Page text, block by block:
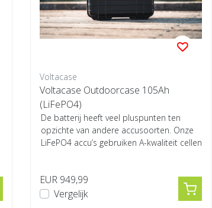
Voltacase
Voltacase Outdoorcase 105Ah
(LiFePO4)
De batterij heeft veel pluspunten ten
opzichte van andere accusoorten. Onze
LiFePO4 accu’s gebruiken A-kwaliteit cellen
EUR 949,99
Vergelijk